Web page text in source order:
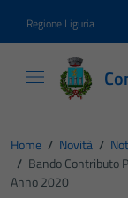
Regione Liguria
Home / Novità /
/ Bando Contributo
Anno 2020